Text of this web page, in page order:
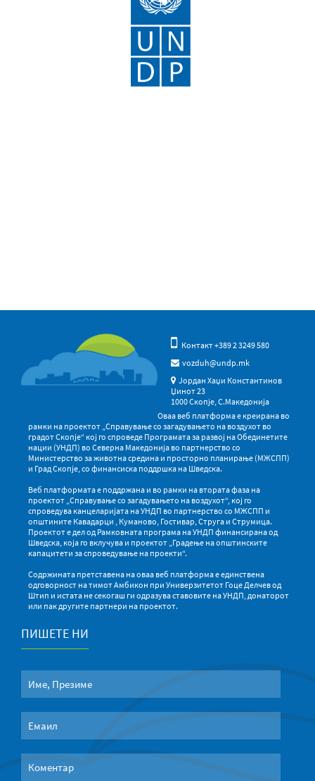
Контакт +389 2 3249 580
vozduh@undp.mk
Јордан Хаџи Константинов
Џинот 23
1000 Скопје, С.Македонија
Оваа веб платформа е креирана во
рамки на проектот „Справување со загадувањето на воздухот во
градот Скопје“ кој го спроведе Програмата за развој на Обединетите
нации (УНДП) во Северна Македонија во партнерство со
Министерство за животна средина и просторно планирање (МЖСПП)
и Град Скопје, со финансиска поддршка на Шведска.
Веб платформата е поддржана и во рамки на втората фаза на
проектот „Справување со загадувањето на воздухот“, кој го
спроведува канцеларијата на УНДП во партнерство со МЖСПП и
општините Кавадарци , Куманово, Гостивар, Струга и Струмица.
Проектот е дел од Рамковната програма на УНДП финансирана од
Шведска, која го вклучува и проектот „Градење на општинските
капацитети за спроведување на проекти“.
Содржината претставена на оваа веб платформа е единствена
одговорност на тимот Амбикон при Универзитетот Гоце Делчев од
Штип и истата не секогаш ги одразува ставовите на УНДП, донаторот
или пак другите партнери на проектот.
ПИШЕТЕ НИ